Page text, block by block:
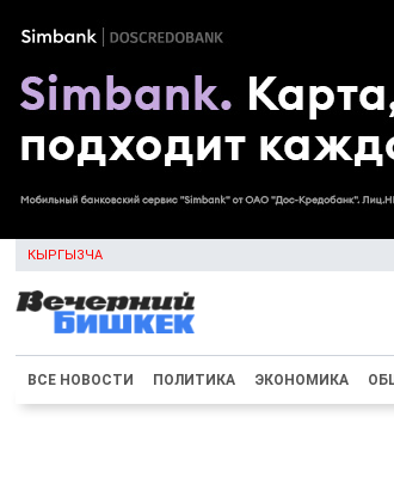
КЫРГЫЗЧА
ВСЕ НОВОСТИ ПОЛИТИКА ЭКОНОМИКА